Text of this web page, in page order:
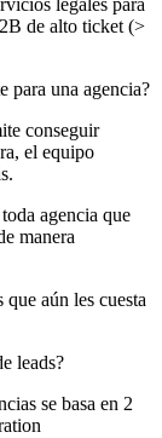
legales para
de alto ticket (>
para una agencia?
conseguir
el equipo
agencia que
manera
que aún les cuesta
leads?
se basa en 2